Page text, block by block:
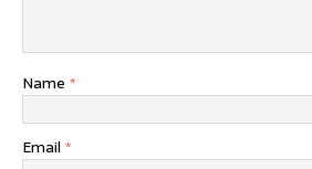
Name *
Email *